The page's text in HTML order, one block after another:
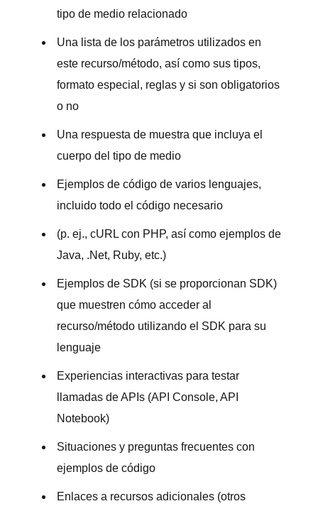
tipo de medio relacionado
Una lista de los parámetros utilizados en
este recurso/método, así como sus tipos,
formato especial, reglas y si son obligatorios
o no
Una respuesta de muestra que incluya el
cuerpo del tipo de medio
Ejemplos de código de varios lenguajes,
incluido todo el código necesario
(p. ej., cURL con PHP, así como ejemplos de
Java, .Net, Ruby, etc.)
Ejemplos de SDK (si se proporcionan SDK)
que muestren cómo acceder al
recurso/método utilizando el SDK para su
lenguaje
Experiencias interactivas para testar
llamadas de APIs (API Console, API
Notebook)
Situaciones y preguntas frecuentes con
ejemplos de código
Enlaces a recursos adicionales (otros